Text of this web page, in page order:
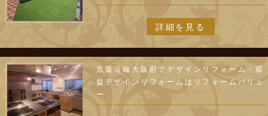
詳細を見る
京阪沿線大阪府でデザインリフォーム・収
益デザインリフォームはリフォームバリュ
ー